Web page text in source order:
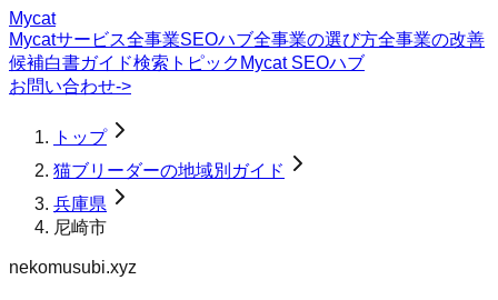
Mycat
Mycatサービス全事業SEOハブ全事業の選び方全事業の改善
候補白書ガイド検索トピック Mycat SEOハブ
お問い合わせ->
トップ
猫ブリーダーの地域別ガイド
兵庫県
尼崎市
nekomusubi.xyz